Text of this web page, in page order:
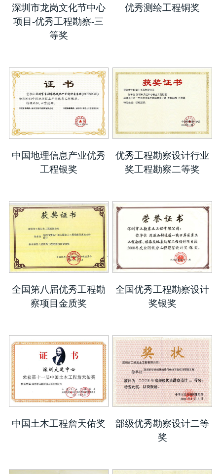
深圳市龙岗文化节中心
项目-优秀工程勘察-三
等奖
优秀测绘工程铜奖
中国地理信息产业优秀
工程银奖
优秀工程勘察设计行业
奖工程勘察二等奖
全国第八届优秀工程勘
察项目金质奖
全国优秀工程勘察设计
奖银奖
中国土木工程詹天佑奖
部级优秀勘察设计二等
奖